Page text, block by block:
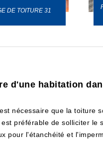
DE TOITURE 31
d'une habitation
nécessaire que la toiture
préférable de solliciter le
pour l'étanchéité et